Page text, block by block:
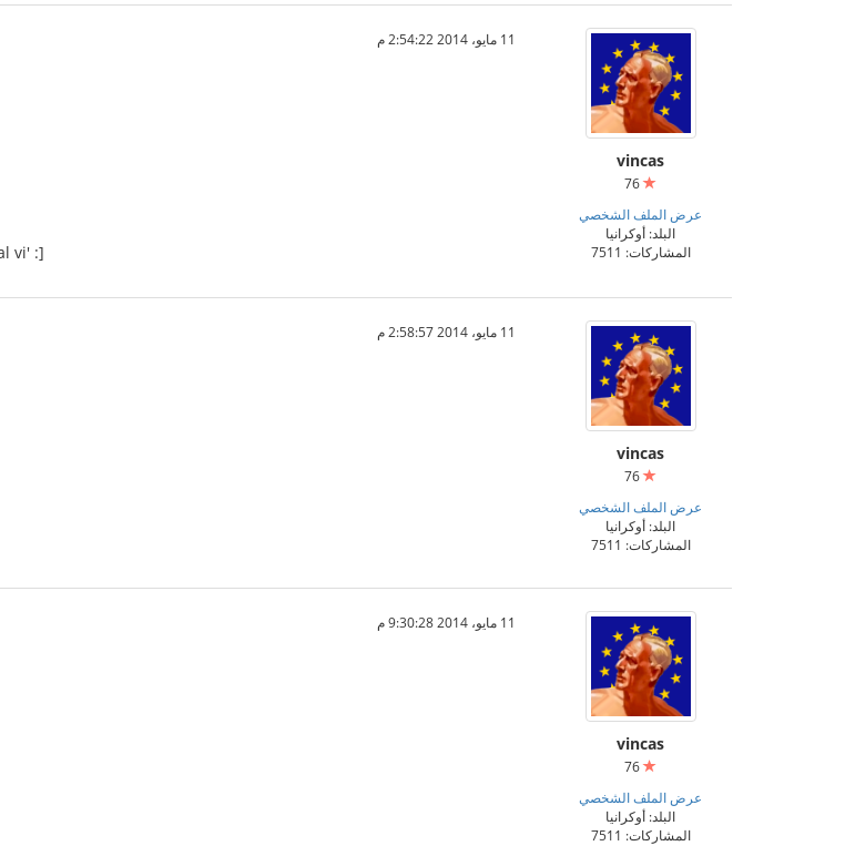
vincas
عرض الملف الشخصي
البلد: أوكرانيا
المشاركات: 7511
11 مايو، 2014 2:54:22 م
vi' :]
vincas
عرض الملف الشخصي
البلد: أوكرانيا
المشاركات: 7511
11 مايو، 2014 2:58:57 م
vincas
عرض الملف الشخصي
البلد: أوكرانيا
المشاركات: 7511
11 مايو، 2014 9:30:28 م